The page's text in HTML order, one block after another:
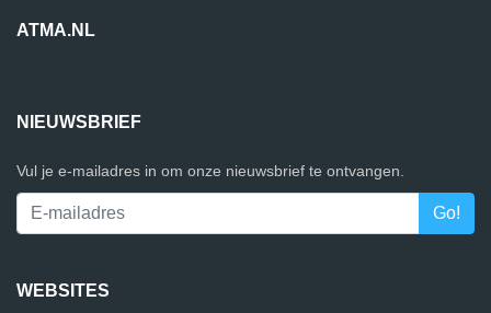
ATMA.NL
NIEUWSBRIEF
Vul je e-mailadres in om onze nieuwsbrief te ontvangen.
WEBSITES